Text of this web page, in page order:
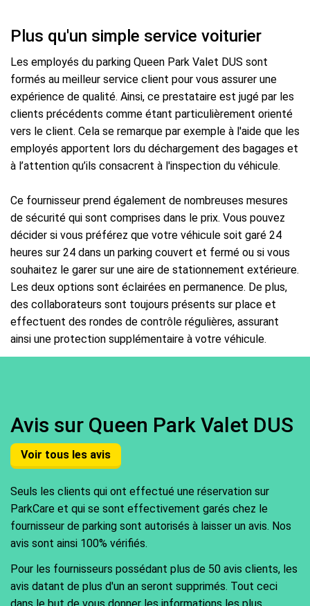
Plus qu'un simple service voiturier
Les employés du parking Queen Park Valet DUS sont
formés au meilleur service client pour vous assurer une
expérience de qualité. Ainsi, ce prestataire est jugé par les
clients précédents comme étant particulièrement orienté
vers le client. Cela se remarque par exemple à l'aide que les
employés apportent lors du déchargement des bagages et
à l’attention qu’ils consacrent à l'inspection du véhicule.
Ce fournisseur prend également de nombreuses mesures
de sécurité qui sont comprises dans le prix. Vous pouvez
décider si vous préférez que votre véhicule soit garé 24
heures sur 24 dans un parking couvert et fermé ou si vous
souhaitez le garer sur une aire de stationnement extérieure.
Les deux options sont éclairées en permanence. De plus,
des collaborateurs sont toujours présents sur place et
effectuent des rondes de contrôle régulières, assurant
ainsi une protection supplémentaire à votre véhicule.
Avis sur Queen Park Valet DUS
Voir tous les avis
Seuls les clients qui ont effectué une réservation sur
ParkCare et qui se sont effectivement garés chez le
fournisseur de parking sont autorisés à laisser un avis. Nos
avis sont ainsi 100% vérifiés.
Pour les fournisseurs possédant plus de 50 avis clients, les
avis datant de plus d'un an seront supprimés. Tout ceci